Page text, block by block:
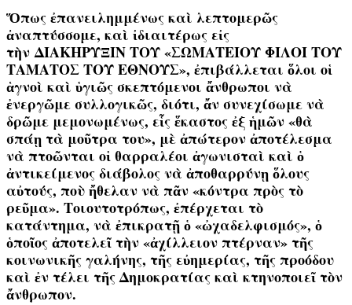
Ὅπως ἐπανειλημμένως καὶ λεπτομερῶς
ἀναπτύσσομε, καὶ ἰδιαιτέρως εἰς
τὴνΔΙΑΚΗΡΥΞΙΝ ΤΟΥ «ΣΩΜΑΤΕΙΟΥ ΦΙΛΟΙ ΤΟΥ
ΤΑΜΑΤΟΣ ΤΟΥ ΕΘΝΟΥΣ», ἐπιβάλλεται ὅλοι οἱ
ἁγνοὶ καὶ ὑγιῶς σκεπτόμενοι ἄνθρωποι νὰ
ἐνεργῶμε συλλογικῶς, διότι, ἄν συνεχίσωμε νὰ
δρῶμε μεμονωμένως, εἷς ἕκαστος ἐξ ἡμῶν «θὰ
σπάῃ τὰ μοῦτρα του», μὲ ἀπώτερον ἀποτέλεσμα
νὰ πτοῶνται οἱ θαρραλέοι ἀγωνισταὶ καὶ ὁ
ἀντικείμενος διάβολος νὰ ἀποθαρρύνῃ ὅλους
αὐτούς, ποὺ ἤθελαν νὰ πᾶν «κόντρα πρὸς τὸ
ρεῦμα». Τοιουτοτρόπως, ἐπέρχεται τὸ
κατάντημα, νὰ ἐπικρατῇ ὁ «ὠχαδελφισμός», ὁ
ὁποῖος ἀποτελεῖ τὴν «ἀχίλλειον πτέρναν» τῆς
κοινωνικῆς γαλήνης, τῆς εὐημερίας, τῆς προόδου
καὶ ἐν τέλει τῆς Δημοκρατίας καὶ κτηνοποιεῖ τὸν
ἄνθρωπον.